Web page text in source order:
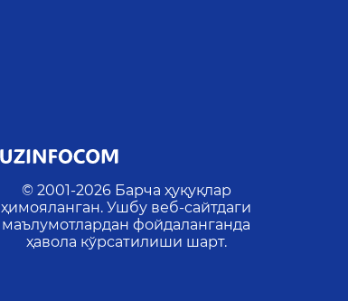
© 2001-2026 Барча ҳуқуқлар
ҳимояланган. Ушбу веб-сайтдаги
маълумотлардан фойдаланганда
ҳавола кўрсатилиши шарт.